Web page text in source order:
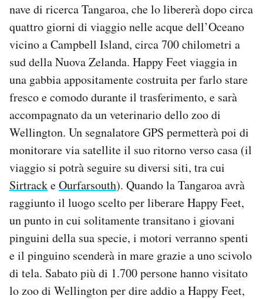
nave di ricerca Tangaroa, che lo libererà dopo circa
quattro giorni di viaggio nelle acque dell’Oceano
vicino a Campbell Island, circa 700 chilometri a
sud della Nuova Zelanda. Happy Feet viaggia in
una gabbia appositamente costruita per farlo stare
fresco e comodo durante il trasferimento, e sarà
accompagnato da un veterinario dello zoo di
Wellington. Un segnalatore GPS permetterà poi di
monitorare via satellite il suo ritorno verso casa (il
viaggio si potrà seguire su diversi siti, tra cui
SirtrackeOurfarsouth). Quando la Tangaroa avrà
raggiunto il luogo scelto per liberare Happy Feet,
un punto in cui solitamente transitano i giovani
pinguini della sua specie, i motori verranno spenti
e il pinguino scenderà in mare grazie a uno scivolo
di tela. Sabato più di 1.700 persone hanno visitato
lo zoo di Wellington per dire addio a Happy Feet,